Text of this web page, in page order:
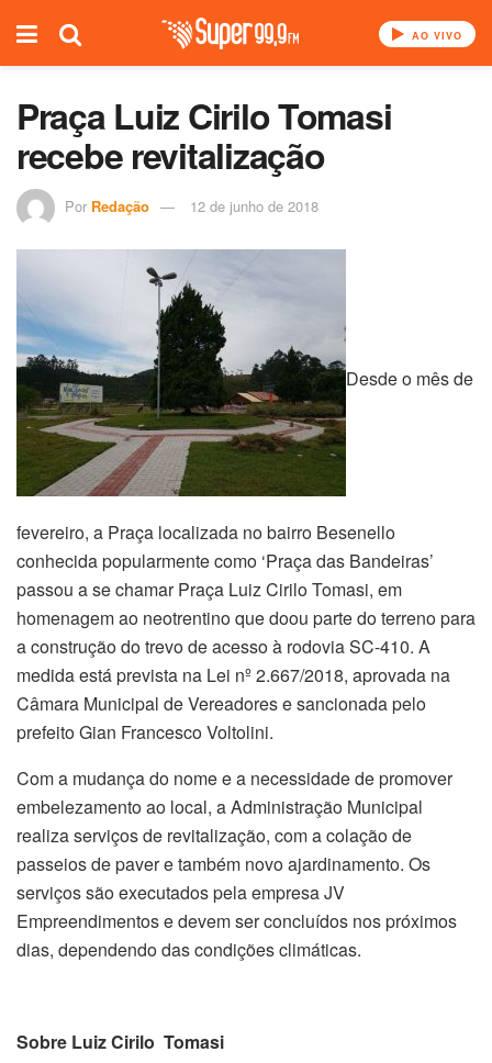
AO VIVO
Praça Luiz Cirilo Tomasi
recebe revitalização
Por Redação 12 de junho de 2018
Desde o mês de
fevereiro, a Praça localizada no bairro Besenello
conhecida popularmente como ‘Praça das Bandeiras’
passou a se chamar Praça Luiz Cirilo Tomasi, em
homenagem ao neotrentino que doou parte do terreno para
a construção do trevo de acesso à rodovia SC-410. A
medida está prevista na Lei nº 2.667/2018, aprovada na
Câmara Municipal de Vereadores e sancionada pelo
prefeito Gian Francesco Voltolini.
Com a mudança do nome e a necessidade de promover
embelezamento ao local, a Administração Municipal
realiza serviços de revitalização, com a colação de
passeios de paver e também novo ajardinamento. Os
serviços são executados pela empresa JV
Empreendimentos e devem ser concluídos nos próximos
dias, dependendo das condições climáticas.
Sobre Luiz Cirilo Tomasi